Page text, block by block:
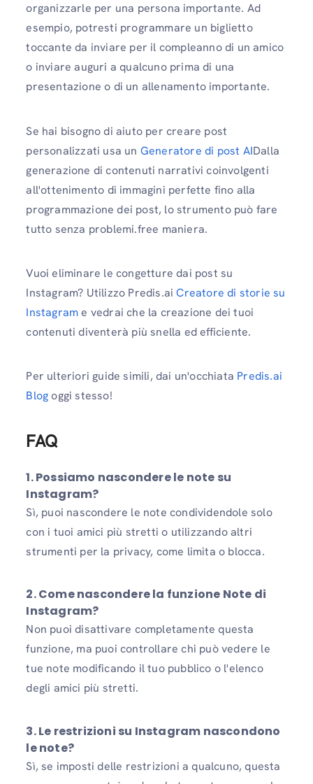
organizzarle per una persona importante. Ad
esempio, potresti programmare un biglietto
toccante da inviare per il compleanno di un amico
o inviare auguri a qualcuno prima di una
presentazione o di un allenamento importante.
Se hai bisogno di aiuto per creare post
personalizzati usa un Generatore di post AIDalla
generazione di contenuti narrativi coinvolgenti
all'ottenimento di immagini perfette fino alla
programmazione dei post, lo strumento può fare
tutto senza problemi.free maniera.
Vuoi eliminare le congetture dai post su
Instagram? Utilizzo Predis.aiCreatore di storie su
Instagrame vedrai che la creazione dei tuoi
contenuti diventerà più snella ed efficiente.
Per ulteriori guide simili, dai un'occhiata Predis.ai
Blogoggi stesso!
FAQ
1. Possiamo nascondere le note su
Instagram?
Sì, puoi nascondere le note condividendole solo
con i tuoi amici più stretti o utilizzando altri
strumenti per la privacy, come limita o blocca.
2. Come nascondere la funzione Note di
Instagram?
Non puoi disattivare completamente questa
funzione, ma puoi controllare chi può vedere le
tue note modificando il tuo pubblico o l'elenco
degli amici più stretti.
3. Le restrizioni su Instagram nascondono
le note?
Sì, se imposti delle restrizioni a qualcuno, questa